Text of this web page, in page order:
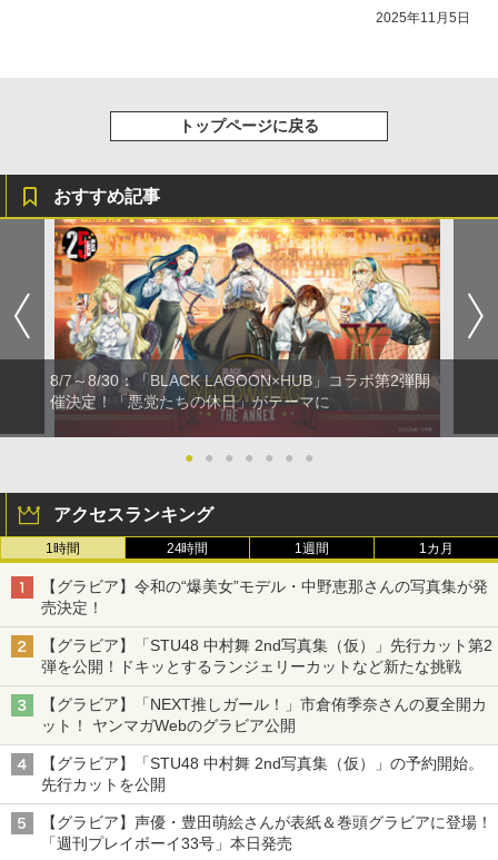
2025年11月5日
トップページに戻る
おすすめ記事
8/7～8/30：「BLACK LAGOON×HUB」コラボ第2弾開
催決定！「悪党たちの休日」がテーマに
● ● ● ● ● ● ●
アクセスランキング
1時間 24時間 1週間 1カ月
【グラビア】令和の“爆美女”モデル・中野恵那さんの写真集が発
売決定！
【グラビア】「STU48 中村舞 2nd写真集（仮）」先行カット第2
弾を公開！ドキッとするランジェリーカットなど新たな挑戦
【グラビア】「NEXT推しガール！」市倉侑季奈さんの夏全開カ
ット！ ヤンマガWebのグラビア公開
【グラビア】「STU48 中村舞 2nd写真集（仮）」の予約開始。
先行カットを公開
【グラビア】声優・豊田萌絵さんが表紙＆巻頭グラビアに登場！
「週刊プレイボーイ33号」本日発売